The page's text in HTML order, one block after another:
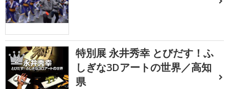
2
特別展 永井秀幸 とびだす！ふ
しぎな3Dアートの世界／高知
県